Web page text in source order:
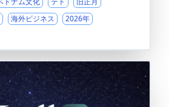
海外ビジネス 2026年